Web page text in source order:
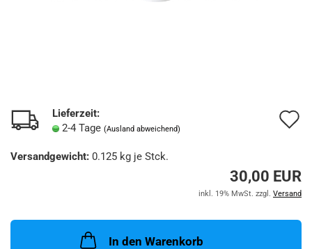
Lieferzeit:
2-4 Tage (Ausland abweichend)
Versandgewicht: 0.125 kg je Stck.
30,00 EUR
inkl. 19% MwSt. zzgl. Versand
In den Warenkorb